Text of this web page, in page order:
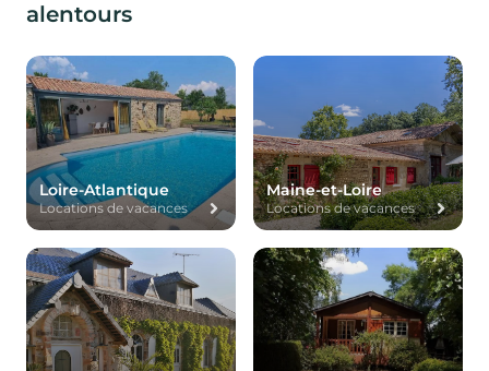
alentours
Loire-Atlantique
Locations de vacances
Maine-et-Loire
Locations de vacances